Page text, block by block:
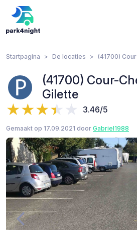
Startpagina De locaties (41700)
(41700) Cour-
Gilette
3.46/5
Gemaakt op 17.09.2021 door Gabriel1988